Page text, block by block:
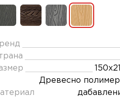
Древесно